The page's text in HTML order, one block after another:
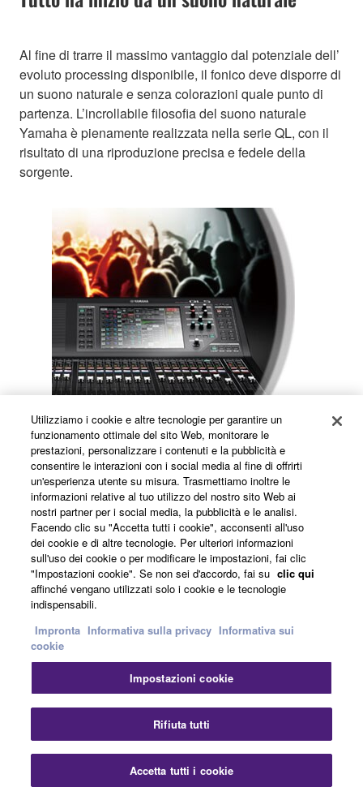
Al fine di trarre il massimo vantaggio dal potenziale dell’
evoluto processing disponibile, il fonico deve disporre di
un suono naturale e senza colorazioni quale punto di
partenza. L’incrollabile filosofia del suono naturale
Yamaha è pienamente realizzata nella serie QL, con il
risultato di una riproduzione precisa e fedele della
sorgente.
Ogni componente contribuisce ad una
precisione sonora superiore
La totale libertà nella creatività può essere ottenuta solo
quando la base sonora è precisa, senza colorazioni e
fedele alla sorgente. Lo stesso suono puro e naturale
che viene considerato una caratteristica preziosa nella
serie CL è presente anche nei mixer compatti della serie
QL. Ogni dettaglio, quali la struttura meccanica, la
posizione dei connettori, l’alimentazione, la messa a
terra e ogni singolo componente, è stato accuratamente
studiato e integrato in un sistema che raggiunge una
qualità audio straordinaria. Anche il rumore, che può
digitale, è stato analizzato a fondo ed eliminato
efficacemente. Poiché esso può intaccare le
Scaricare
Utilizziamo i cookie e altre tecnologie per garantire un
funzionamento ottimale del sito Web, monitorare le
prestazioni, personalizzare i contenuti e la pubblicità e
consentire le interazioni con i social media al fine di offrirti
un'esperienza utente su misura. Trasmettiamo inoltre le
informazioni relative al tuo utilizzo del nostro sito Web ai
nostri partner per i social media, la pubblicità e le analisi.
Facendo clic su "Accetta tutti i cookie", acconsenti all'uso
dei cookie e di altre tecnologie. Per ulteriori informazioni
sull'uso dei cookie o per modificare le impostazioni, fai clic
"Impostazioni cookie". Se non sei d'accordo, fai su clic qui
affinché vengano utilizzati solo i cookie e le tecnologie
indispensabili.
Impronta Informativa sulla privacy Informativa sui
cookie
Impostazioni cookie
Rifiuta tutti
Accetta tutti i cookie